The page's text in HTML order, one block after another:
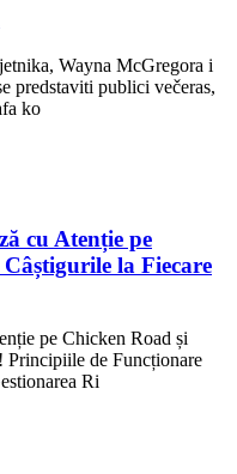
Wayna McGregora i
predstaviti publici večeras,
ko
cu Atenție pe
la Fiecare
pe Chicken Road și
Principiile de Funcționare
Ri